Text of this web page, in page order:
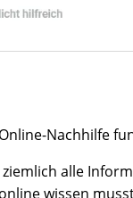
Nachhilfe
alle
wissen